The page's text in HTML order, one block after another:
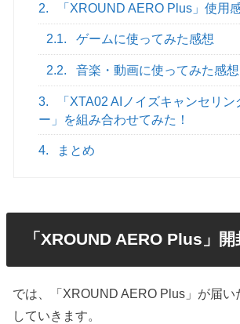
2. 「XROUND AERO Plus」使用
2.1. ゲームに使ってみた感想
2.2. 音楽・動画に使ってみた感想
3.
「XTA02 AIノイズキャンセリン
ー」を組み合わせてみた！
4. まとめ
「XROUND AERO Plus」
では、「XROUND AERO Plus」が届い
していきます。